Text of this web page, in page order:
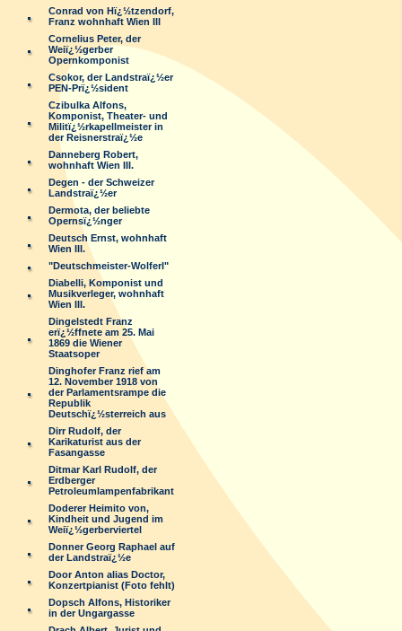
Conrad von Hï¿½tzendorf,
Franz wohnhaft Wien III
Cornelius Peter, der
Weiï¿½gerber
Opernkomponist
Csokor, der Landstraï¿½er
PEN-Prï¿½sident
Czibulka Alfons,
Komponist, Theater- und
Militï¿½rkapellmeister in
der Reisnerstraï¿½e
Danneberg Robert,
wohnhaft Wien III.
Degen - der Schweizer
Landstraï¿½er
Dermota, der beliebte
Opernsï¿½nger
Deutsch Ernst, wohnhaft
Wien III.
"Deutschmeister-Wolferl"
Diabelli, Komponist und
Musikverleger, wohnhaft
Wien III.
Dingelstedt Franz
erï¿½ffnete am 25. Mai
1869 die Wiener
Staatsoper
Dinghofer Franz rief am
12. November 1918 von
der Parlamentsrampe die
Republik
Deutschï¿½sterreich aus
Dirr Rudolf, der
Karikaturist aus der
Fasangasse
Ditmar Karl Rudolf, der
Erdberger
Petroleumlampenfabrikant
Doderer Heimito von,
Kindheit und Jugend im
Weiï¿½gerberviertel
Donner Georg Raphael auf
der Landstraï¿½e
Door Anton alias Doctor,
Konzertpianist (Foto fehlt)
Dopsch Alfons, Historiker
in der Ungargasse